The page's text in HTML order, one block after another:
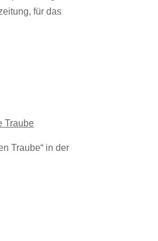
für das
Traube
Traube“ in der